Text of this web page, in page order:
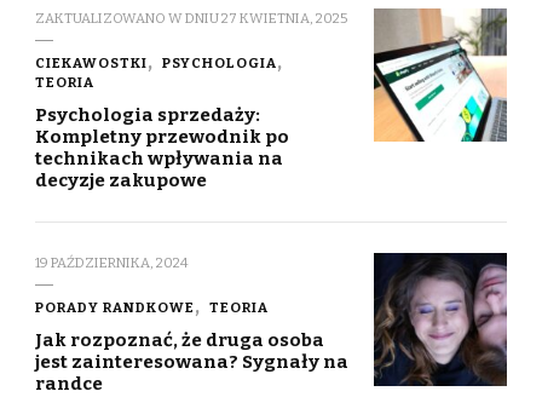
ZAKTUALIZOWANO W DNIU27 KWIETNIA, 2025
CIEKAWOSTKI
PSYCHOLOGIA
TEORIA
Psychologia sprzedaży:
Kompletny przewodnik po
technikach wpływania na
decyzje zakupowe
19 PAŹDZIERNIKA, 2024
PORADY RANDKOWE TEORIA
Jak rozpoznać, że druga osoba
jest zainteresowana? Sygnały na
randce